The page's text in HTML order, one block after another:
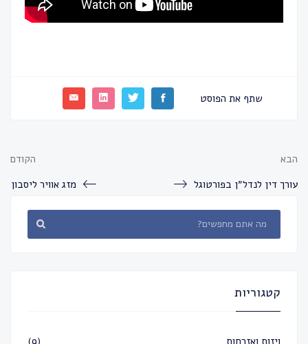
שתף את הפוסט
הקודם
מזג אוויר ליסבון
הבא
עורך דין לנדל״ן בפורטוגל
קטגוריות
ויזות ואזרחות (9)